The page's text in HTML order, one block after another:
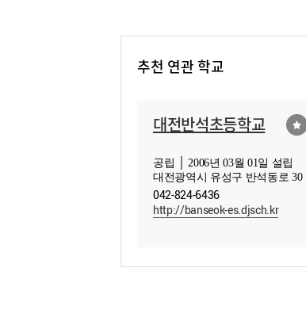
추천 연관 학교
대전반석초등학교
공립 │ 2006년 03월 01일 설립
대전광역시 유성구 반석동로 30
042-824-6436
http://banseok-es.djsch.kr